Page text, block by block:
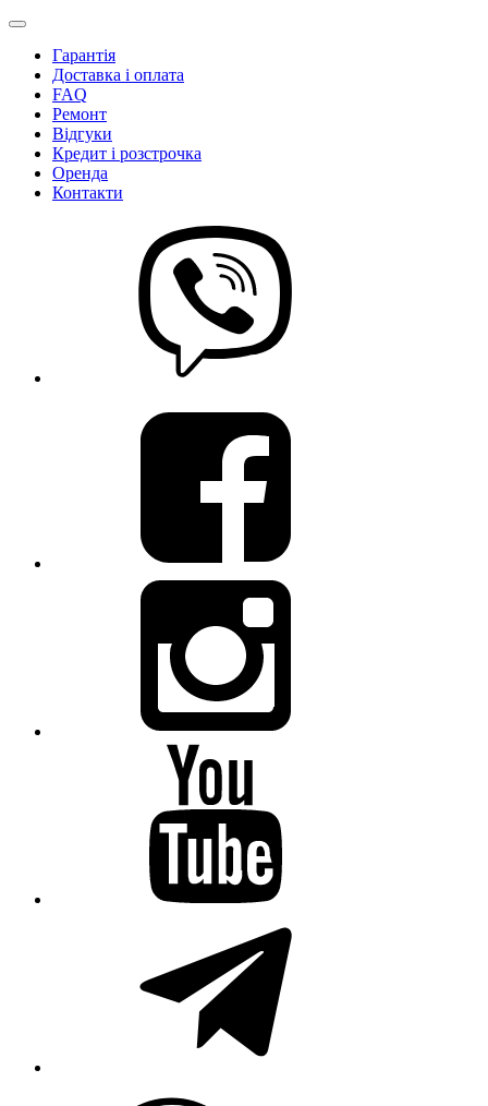
Гарантія
Доставка і оплата
FAQ
Ремонт
Відгуки
Кредит і розстрочка
Оренда
Контакти